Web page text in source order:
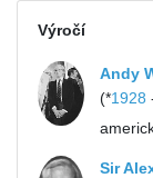
Výročí
Andy
(*1928
Sir